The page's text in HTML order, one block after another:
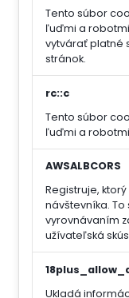
Tento súbor
ľuďmi a
vytvárať platné
stránok.
rc::c
Tento súbor
ľuďmi a
AWSALBCORS
Registruje,
návštevníka. To
vyrovnávaním
užívateľská
Ukladá